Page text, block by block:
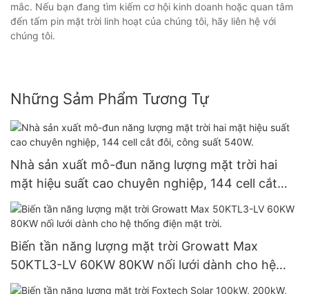
mắc. Nếu bạn đang tìm kiếm cơ hội kinh doanh hoặc quan tâm
đến tấm pin mặt trời linh hoạt của chúng tôi, hãy liên hệ với
chúng tôi.
Những Sảm Phẩm Tương Tự
Nhà sản xuất mô-đun năng lượng mặt trời hai
mặt hiệu suất cao chuyên nghiệp, 144 cell cắt
đôi, công suất 540W.
Biến tần năng lượng mặt trời Growatt Max
50KTL3-LV 60KW 80KW nối lưới dành cho hệ
thống điện mặt trời.